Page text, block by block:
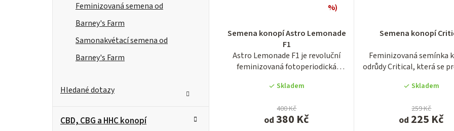
Feminizovaná semena od
Barney's Farm
Samonakvétací semena od
Barney's Farm
Hledané dotazy
CBD, CBG a HHC konopí
Semena konopí Astro Lemonade
F1
Astro Lemonade F1 je revoluční
feminizovaná fotoperiodická
Skladem
od 380 Kč
400 Kč
%)
Semena konopí
Feminizovaná semínka
odrůdy Critical, která se
Skladem
od 225 Kč
259 Kč
produktu
3,9
z
hvězdiček.